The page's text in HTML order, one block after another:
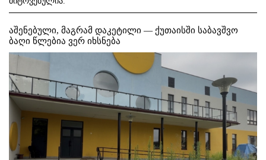
აშენებული, მაგრამ დაკეტილი — ქუთაისში საბავშვო
ბაღი წლებია ვერ იხსნება